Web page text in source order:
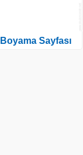
Sayfası